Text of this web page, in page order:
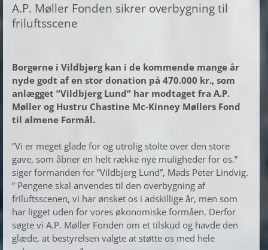
A.P. Møller Fonden sikrer overbygning til
friluftsscene
Borgerne i Vildbjerg kan i de kommende mange år
nyde godt af en stor donation på 470.000 kr., som
anlægget ”Vildbjerg Lund” har modtaget fra A.P.
Møller og Hustru Chastine Mc-Kinney Møllers Fond
til almene Formål.
”Vi er meget glade for og utrolig stolte over den store
gave, som åbner en helt række nye muligheder for os.”
siger formanden for ”Vildbjerg Lund”, Mads Peter Lindvig.
” Pengene skal anvendes til den overbygning af
friluftsscenen, vi har ønsket os i adskillige år, men som
har ligget uden for vores økonomiske formåen. Derfor
søgte vi A.P. Møller Fonden om et tilskud og havde den
glæde, at bestyrelsen valgte at støtte os med hele